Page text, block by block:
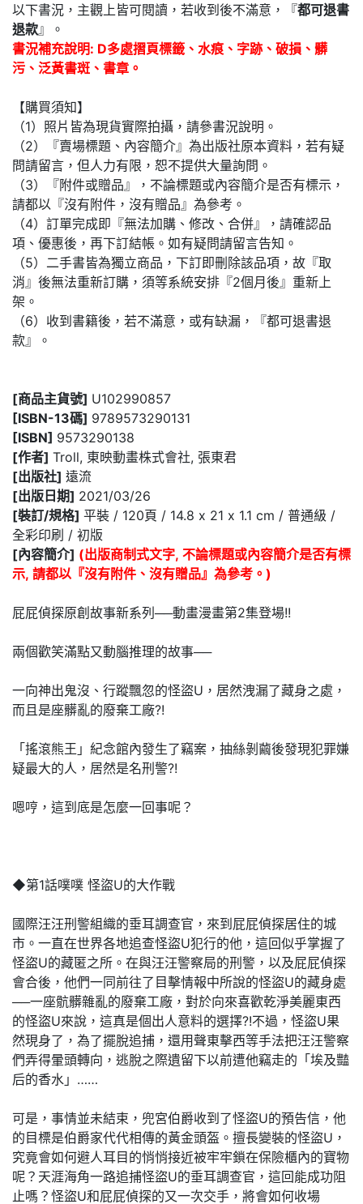
以下書況，主觀上皆可閱讀，若收到後不滿意，『都可退書
退款』。
書況補充說明: D多處摺頁標籤、水痕、字跡、破損、髒
污、泛黃書斑、書章。
【購買須知】
（1）照片皆為現貨實際拍攝，請參書況說明。
（2）『賣場標題、內容簡介』為出版社原本資料，若有疑
問請留言，但人力有限，恕不提供大量詢問。
（3）『附件或贈品』，不論標題或內容簡介是否有標示，
請都以『沒有附件，沒有贈品』為參考。
（4）訂單完成即『無法加購、修改、合併』，請確認品
項、優惠後，再下訂結帳。如有疑問請留言告知。
（5）二手書皆為獨立商品，下訂即刪除該品項，故『取
消』後無法重新訂購，須等系統安排『2個月後』重新上
架。
（6）收到書籍後，若不滿意，或有缺漏，『都可退書退
款』。
[商品主貨號] U102990857
[ISBN-13碼] 9789573290131
[ISBN] 9573290138
[作者]
Troll, 東映動畫株式會社, 張東君
[出版社] 遠流
[出版日期] 2021/03/26
[裝訂/規格] 平裝 / 120頁 / 14.8 x 21 x 1.1 cm / 普通級 /
全彩印刷 / 初版
[內容簡介] (出版商制式文字, 不論標題或內容簡介是否有標
示, 請都以『沒有附件、沒有贈品』為參考。)
屁屁偵探原創故事新系列──動畫漫畫第2集登場!!
兩個歡笑滿點又動腦推理的故事──
一向神出鬼沒、行蹤飄忽的怪盜U，居然洩漏了藏身之處，
而且是座髒亂的廢棄工廠?!
「搖滾熊王」紀念館內發生了竊案，抽絲剝繭後發現犯罪嫌
疑最大的人，居然是名刑警?!
嗯哼，這到底是怎麼一回事呢？
◆第1話噗噗 怪盜U的大作戰
國際汪汪刑警組織的垂耳調查官，來到屁屁偵探居住的城
市。一直在世界各地追查怪盜U犯行的他，這回似乎掌握了
怪盜U的藏匿之所。在與汪汪警察局的刑警，以及屁屁偵探
會合後，他們一同前往了目擊情報中所說的怪盜U的藏身處
──一座骯髒雜亂的廢棄工廠，對於向來喜歡乾淨美麗東西
的怪盜U來說，這真是個出人意料的選擇?!不過，怪盜U果
然現身了，為了擺脫追捕，還用聲東擊西等手法把汪汪警察
們弄得暈頭轉向，逃脫之際遺留下以前遭他竊走的「埃及豔
后的香水」……
可是，事情並未結束，兜宮伯爵收到了怪盜U的預告信，他
的目標是伯爵家代代相傳的黃金頭盔。擅長變裝的怪盜U，
究竟會如何避人耳目的悄悄接近被牢牢鎖在保險櫃內的寶物
呢？天涯海角一路追捕怪盜U的垂耳調查官，這回能成功阻
止嗎？怪盜U和屁屁偵探的又一次交手，將會如何收場